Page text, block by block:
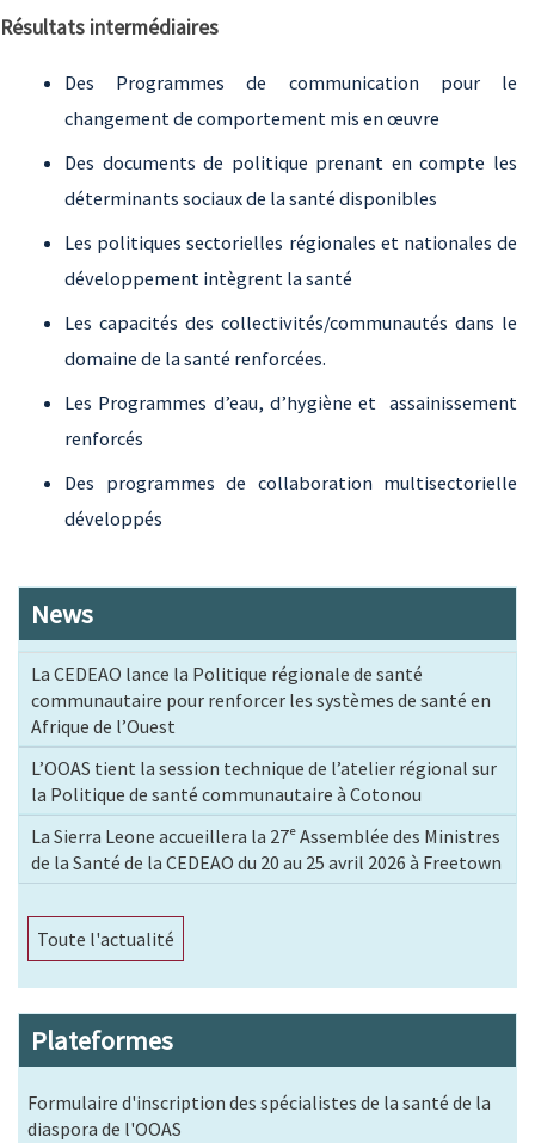
Résultats intermédiaires
Des Programmes de communication pour le
changement de comportement mis en œuvre
Des documents de politique prenant en compte les
déterminants sociaux de la santé disponibles
Les politiques sectorielles régionales et nationales de
développement intègrent la santé
Les capacités des collectivités/communautés dans le
domaine de la santé renforcées.
Les Programmes d’eau, d’hygiène et assainissement
renforcés
Des programmes de collaboration multisectorielle
développés
News
La CEDEAO lance la Politique régionale de santé
communautaire pour renforcer les systèmes de santé en
Afrique de l’Ouest
L’OOAS tient la session technique de l’atelier régional sur
la Politique de santé communautaire à Cotonou
La Sierra Leone accueillera la 27ᵉ Assemblée des Ministres
de la Santé de la CEDEAO du 20 au 25 avril 2026 à Freetown
Toute l'actualité
Plateformes
Formulaire d'inscription des spécialistes de la santé de la
diaspora de l'OOAS